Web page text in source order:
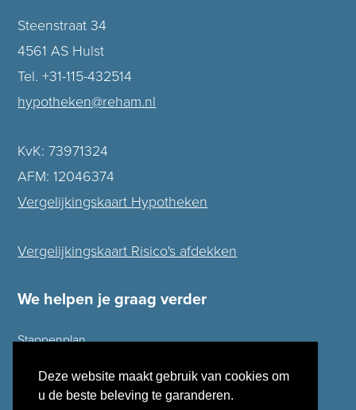
Deze website maakt gebruik van cookies om
u de beste beleving te garanderen.
Steenstraat 34
4561 AS Hulst
Tel. +31-115-432514
hypotheken@reham.nl
KvK: 73971324
AFM: 12046374
Vergelijkingskaart Hypotheken
Vergelijkingskaart Risico's afdekken
We helpen je graag verder
Stappenplan
Ontzorgpakket